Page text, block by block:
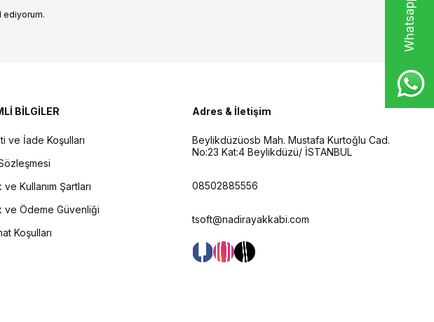
ediyorum.
BİLGİLER
ve İade Koşulları
Kullanım Şartları
ve Ödeme Güvenliği
Koşulları
Adres & İletişim
Beylikdüzüosb Mah. Mustafa Kurtoğlu Cad.
No:23 Kat:4 Beylikdüzü/ İSTANBUL
08502885556
tsoft@nadirayakkabi.com